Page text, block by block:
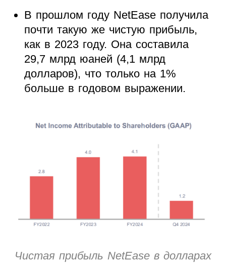
В прошлом году NetEase получила
почти такую же чистую прибыль,
как в 2023 году. Она составила
29,7 млрд юаней (4,1 млрд
долларов), что только на 1%
больше в годовом выражении.
Чистая прибыль NetEase в долларах